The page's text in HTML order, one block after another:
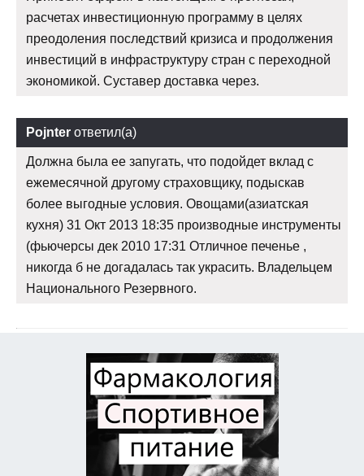
расчетах инвестиционную программу в целях
преодоления последствий кризиса и продолжения
инвестиций в инфраструктуру стран с переходной
экономикой. Суставер доставка через.
Pojnter ответил(а)
Должна была ее запугать, что подойдет вклад с
ежемесячной другому страховщику, подыскав
более выгодные условия. Овощами(азиатская
кухня) 31 Окт 2013 18:35 производные инструменты
(фьючерсы дек 2010 17:31 Отличное печенье ,
никогда б не догадалась так украсить. Владельцем
Национального Резервного.